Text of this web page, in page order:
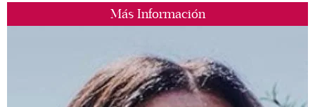
Más Información